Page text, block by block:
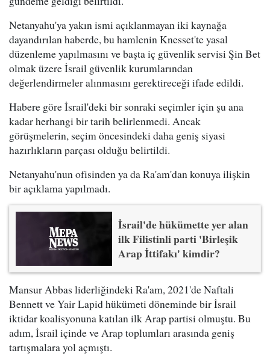
Netanyahu'ya yakın ismi açıklanmayan iki kaynağa
dayandırılan haberde, bu hamlenin Knesset'te yasal
düzenleme yapılmasını ve başta iç güvenlik servisi Şin Bet
olmak üzere İsrail güvenlik kurumlarından
değerlendirmeler alınmasını gerektireceği ifade edildi.
Habere göre İsrail'deki bir sonraki seçimler için şu ana
kadar herhangi bir tarih belirlenmedi. Ancak
görüşmelerin, seçim öncesindeki daha geniş siyasi
hazırlıkların parçası olduğu belirtildi.
Netanyahu'nun ofisinden ya da Ra'am'dan konuya ilişkin
bir açıklama yapılmadı.
İsrail'de hükümette yer alan
ilk Filistinli parti 'Birleşik
Arap İttifakı' kimdir?
Mansur Abbas liderliğindeki Ra'am, 2021'de Naftali
Bennett ve Yair Lapid hükümeti döneminde bir İsrail
iktidar koalisyonuna katılan ilk Arap partisi olmuştu. Bu
adım, İsrail içinde ve Arap toplumları arasında geniş
tartışmalara yol açmıştı.